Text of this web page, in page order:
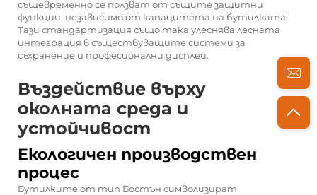
същевременно се ползват от същите защитни
функции, независимо от капацитета на бутилката.
Тази стандартизация също така улеснява лесната
интеграция в съществуващите системи за
съхранение и професионални дисплеи.
Въздействие върху
околната среда и
устойчивост
Екологичен производствен
процес
Бутилките от тип Бостън символизират